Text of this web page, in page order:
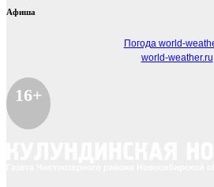
Афиша
Погода world-
world-weather.ru
16+